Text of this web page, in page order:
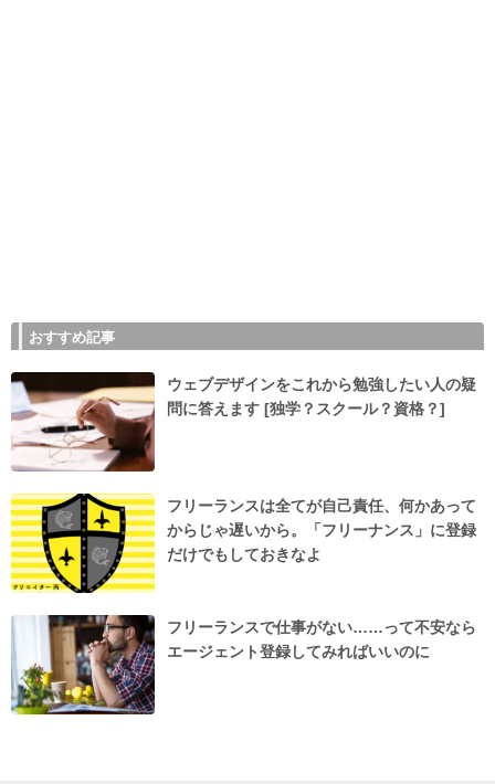
おすすめ記事
ウェブデザインをこれから勉強したい人の疑
問に答えます [独学？スクール？資格？]
フリーランスは全てが自己責任、何かあって
からじゃ遅いから。「フリーナンス」に登録
だけでもしておきなよ
フリーランスで仕事がない……って不安なら
エージェント登録してみればいいのに